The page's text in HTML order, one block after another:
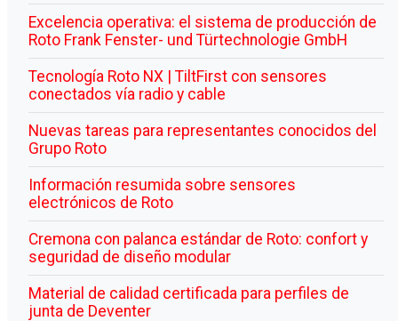
Excelencia operativa: el sistema de producción de
Roto Frank Fenster- und Türtechnologie GmbH
Tecnología Roto NX | TiltFirst con sensores
conectados vía radio y cable
Nuevas tareas para representantes conocidos del
Grupo Roto
Información resumida sobre sensores
electrónicos de Roto
Cremona con palanca estándar de Roto: confort y
seguridad de diseño modular
Material de calidad certificada para perfiles de
junta de Deventer